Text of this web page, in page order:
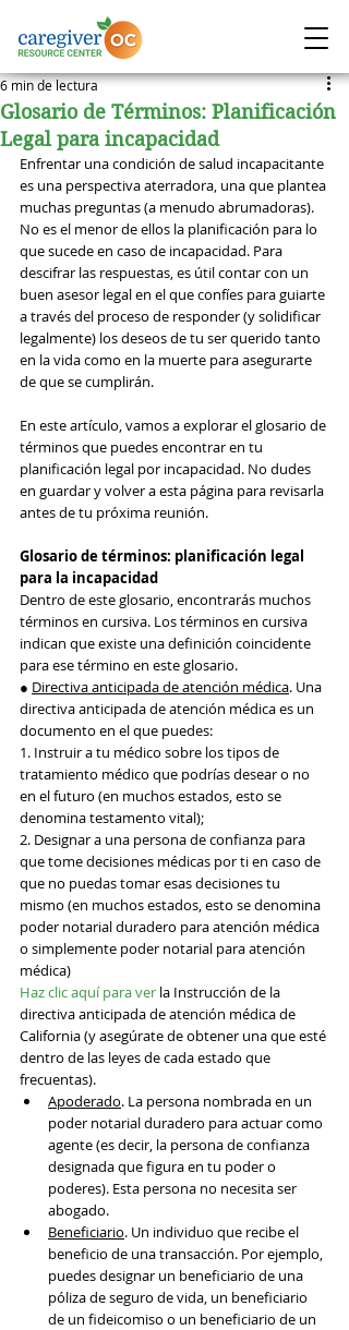
Glosario de Términos: Planificación
Legal para incapacidad
6 min de lectura
Enfrentar una condición de salud incapacitante
es una perspectiva aterradora, una que plantea
muchas preguntas (a menudo abrumadoras).
No es el menor de ellos la planificación para lo
que sucede en caso de incapacidad. Para
descifrar las respuestas, es útil contar con un
buen asesor legal en el que confíes para guiarte
a través del proceso de responder (y solidificar
legalmente) los deseos de tu ser querido tanto
en la vida como en la muerte para asegurarte
de que se cumplirán.
En este artículo, vamos a explorar el glosario de
términos que puedes encontrar en tu
planificación legal por incapacidad. No dudes
en guardar y volver a esta página para revisarla
antes de tu próxima reunión.
Glosario de términos: planificación legal
para la incapacidad
Dentro de este glosario, encontrarás muchos
términos en cursiva. Los términos en cursiva
indican que existe una definición coincidente
para ese término en este glosario.
● Directiva anticipada de atención médica. Una
directiva anticipada de atención médica es un
documento en el que puedes:
1. Instruir a tu médico sobre los tipos de
tratamiento médico que podrías desear o no
en el futuro (en muchos estados, esto se
denomina testamento vital);
2. Designar a una persona de confianza para
que tome decisiones médicas por ti en caso de
que no puedas tomar esas decisiones tu
mismo (en muchos estados, esto se denomina
poder notarial duradero para atención médica
o simplemente poder notarial para atención
médica)
Haz clic aquí para ver la Instrucción de la
directiva anticipada de atención médica de
California (y asegúrate de obtener una que esté
dentro de las leyes de cada estado que
frecuentas).
Apoderado. La persona nombrada en un
poder notarial duradero para actuar como
agente (es decir, la persona de confianza
designada que figura en tu poder o
poderes). Esta persona no necesita ser
abogado.
Beneficiario. Un individuo que recibe el
beneficio de una transacción. Por ejemplo,
puedes designar un beneficiario de una
póliza de seguro de vida, un beneficiario
de un fideicomiso o un beneficiario de un